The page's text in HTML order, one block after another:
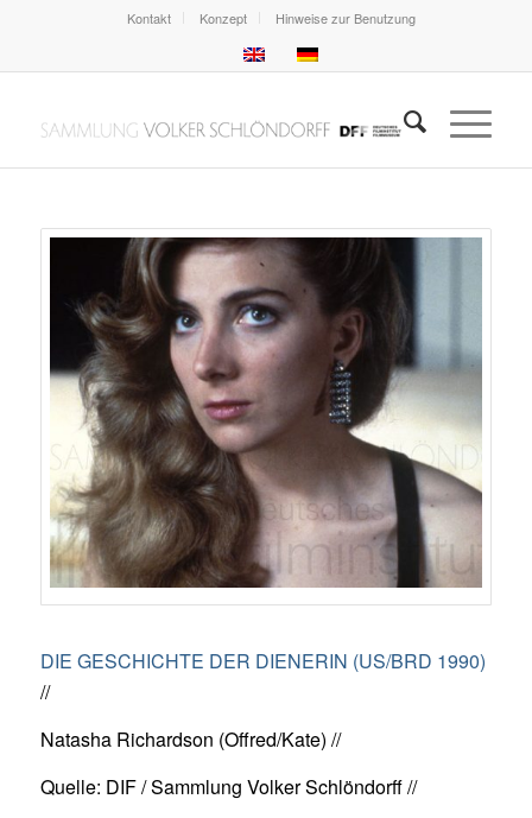
Kontakt Konzept Hinweise zur Benutzung
DIE GESCHICHTE DER DIENERIN (US/BRD 1990)
//
Natasha Richardson (Offred/Kate) //
Quelle: DIF / Sammlung Volker Schlöndorff //